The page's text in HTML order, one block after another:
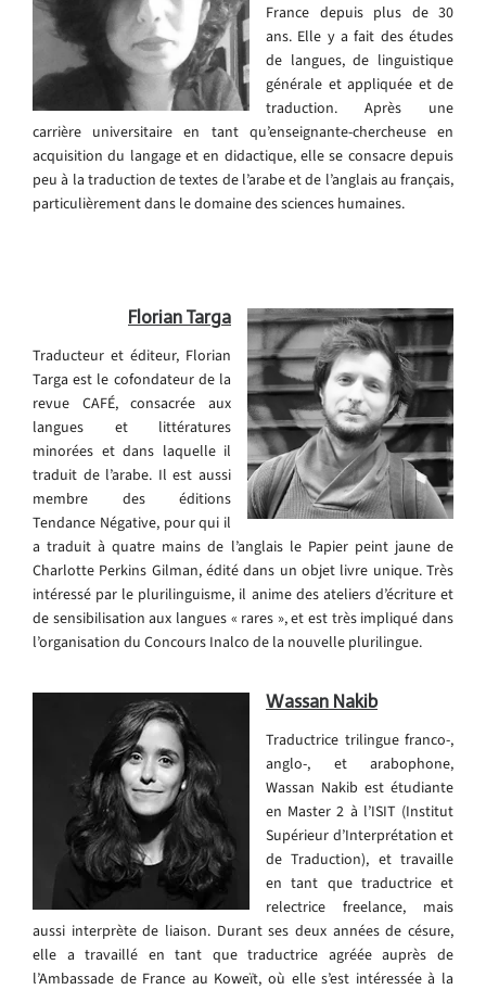
France depuis plus de 30
ans. Elle y a fait des études
de langues, de linguistique
générale et appliquée et de
traduction. Après une
carrière universitaire en tant qu’enseignante-chercheuse en
acquisition du langage et en didactique, elle se consacre depuis
peu à la traduction de textes de l’arabe et de l’anglais au français,
particulièrement dans le domaine des sciences humaines.
Florian Targa
Traducteur et éditeur, Florian
Targa est le cofondateur de la
revue CAFÉ, consacrée aux
langues et littératures
minorées et dans laquelle il
traduit de l’arabe. Il est aussi
membre des éditions
Tendance Négative, pour qui il
a traduit à quatre mains de l’anglais le Papier peint jaune de
Charlotte Perkins Gilman, édité dans un objet livre unique. Très
intéressé par le plurilinguisme, il anime des ateliers d’écriture et
de sensibilisation aux langues « rares », et est très impliqué dans
l’organisation du Concours Inalco de la nouvelle plurilingue.
Wassan Nakib
Traductrice trilingue franco-,
anglo-, et arabophone,
Wassan Nakib est étudiante
en Master 2 à l’ISIT (Institut
Supérieur d’Interprétation et
de Traduction), et travaille
en tant que traductrice et
relectrice freelance, mais
aussi interprète de liaison. Durant ses deux années de césure,
elle a travaillé en tant que traductrice agréée auprès de
l’Ambassade de France au Koweït, où elle s’est intéressée à la